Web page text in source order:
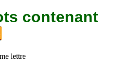
contenant
lettre